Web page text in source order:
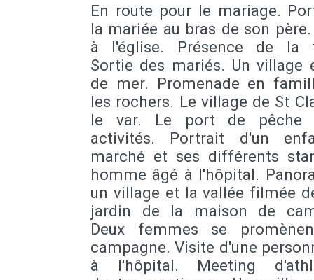
En route pour le mariage.
la mariée au bras de son
à l'église. Présence de la
Sortie des mariés. Un village
de mer. Promenade en
les rochers. Le village de St
le var. Le port de pêche
activités. Portrait d'un
marché et ses différents
homme âgé à l'hôpital.
un village et la vallée filmée
jardin de la maison de
Deux femmes se
campagne. Visite d'une
à l'hôpital. Meeting